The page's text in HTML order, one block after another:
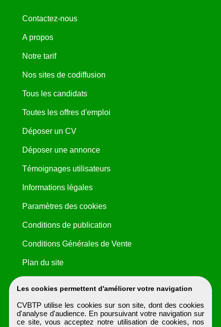
Les cookies permettent d'améliorer votre navigation
CVBTP utilise les cookies sur son site, dont des cookies
d'analyse d'audience. En poursuivant votre navigation sur
ce site, vous acceptez notre utilisation de cookies, nos
Contactez-nous
A propos
Notre tarif
Nos sites de codiffusion
Tous les candidats
Toutes les offres d'emploi
Déposer un CV
Déposer une annonce
Témoignages utilisateurs
Informations légales
Paramètres des cookies
Conditions de publication
Conditions Générales de Vente
Plan du site